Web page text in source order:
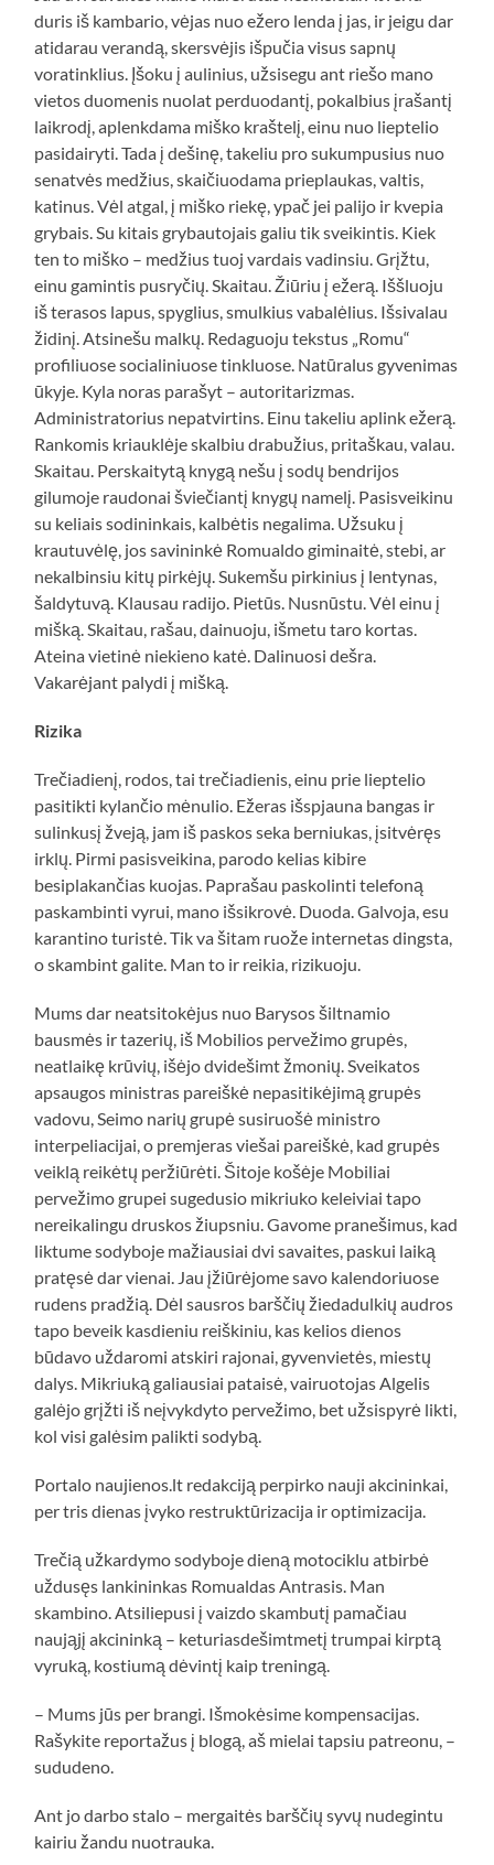
duris iš kambario, vėjas nuo ežero lenda į jas, ir jeigu dar
atidarau verandą, skersvėjis išpučia visus sapnų
voratinklius. Įšoku į aulinius, užsisegu ant riešo mano
vietos duomenis nuolat perduodantį, pokalbius įrašantį
laikrodį, aplenkdama miško kraštelį, einu nuo lieptelio
pasidairyti. Tada į dešinę, takeliu pro sukumpusius nuo
senatvės medžius, skaičiuodama prieplaukas, valtis,
katinus. Vėl atgal, į miško riekę, ypač jei palijo ir kvepia
grybais. Su kitais grybautojais galiu tik sveikintis. Kiek
ten to miško – medžius tuoj vardais vadinsiu. Grįžtu,
einu gamintis pusryčių. Skaitau. Žiūriu į ežerą. Iššluoju
iš terasos lapus, spyglius, smulkius vabalėlius. Išsivalau
židinį. Atsinešu malkų. Redaguoju tekstus „Romu“
profiliuose socialiniuose tinkluose. Natūralus gyvenimas
ūkyje. Kyla noras parašyt – autoritarizmas.
Administratorius nepatvirtins. Einu takeliu aplink ežerą.
Rankomis kriauklėje skalbiu drabužius, pritaškau, valau.
Skaitau. Perskaitytą knygą nešu į sodų bendrijos
gilumoje raudonai šviečiantį knygų namelį. Pasisveikinu
su keliais sodininkais, kalbėtis negalima. Užsuku į
krautuvėlę, jos savininkė Romualdo giminaitė, stebi, ar
nekalbinsiu kitų pirkėjų. Sukemšu pirkinius į lentynas,
šaldytuvą. Klausau radijo. Pietūs. Nusnūstu. Vėl einu į
mišką. Skaitau, rašau, dainuoju, išmetu taro kortas.
Ateina vietinė niekieno katė. Dalinuosi dešra.
Vakarėjant palydi į mišką.
Rizika
Trečiadienį, rodos, tai trečiadienis, einu prie lieptelio
pasitikti kylančio mėnulio. Ežeras išspjauna bangas ir
sulinkusį žveją, jam iš paskos seka berniukas, įsitvėręs
irklų. Pirmi pasisveikina, parodo kelias kibire
besiplakančias kuojas. Paprašau paskolinti telefoną
paskambinti vyrui, mano išsikrovė. Duoda. Galvoja, esu
karantino turistė. Tik va šitam ruože internetas dingsta,
o skambint galite. Man to ir reikia, rizikuoju.
Mums dar neatsitokėjus nuo Barysos šiltnamio
bausmės ir tazerių, iš Mobilios pervežimo grupės,
neatlaikę krūvių, išėjo dvidešimt žmonių. Sveikatos
apsaugos ministras pareiškė nepasitikėjimą grupės
vadovu, Seimo narių grupė susiruošė ministro
interpeliacijai, o premjeras viešai pareiškė, kad grupės
veiklą reikėtų peržiūrėti. Šitoje košėje Mobiliai
pervežimo grupei sugedusio mikriuko keleiviai tapo
nereikalingu druskos žiupsniu. Gavome pranešimus, kad
liktume sodyboje mažiausiai dvi savaites, paskui laiką
pratęsė dar vienai. Jau įžiūrėjome savo kalendoriuose
rudens pradžią. Dėl sausros barščių žiedadulkių audros
tapo beveik kasdieniu reiškiniu, kas kelios dienos
būdavo uždaromi atskiri rajonai, gyvenvietės, miestų
dalys. Mikriuką galiausiai pataisė, vairuotojas Algelis
galėjo grįžti iš neįvykdyto pervežimo, bet užsispyrė likti,
kol visi galėsim palikti sodybą.
Portalo naujienos.lt redakciją perpirko nauji akcininkai,
per tris dienas įvyko restruktūrizacija ir optimizacija.
Trečią užkardymo sodyboje dieną motociklu atbirbė
uždusęs lankininkas Romualdas Antrasis. Man
skambino. Atsiliepusi į vaizdo skambutį pamačiau
naująjį akcininką – keturiasdešimtmetį trumpai kirptą
vyruką, kostiumą dėvintį kaip treningą.
– Mums jūs per brangi. Išmokėsime kompensacijas.
Rašykite reportažus į blogą, aš mielai tapsiu patreonu, –
sududeno.
Ant jo darbo stalo – mergaitės barščių syvų nudegintu
kairiu žandu nuotrauka.